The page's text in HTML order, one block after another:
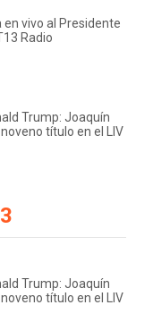
en vivo al Presidente
Radio
Trump: Joaquín
título en el LIV
Trump: Joaquín
título en el LIV